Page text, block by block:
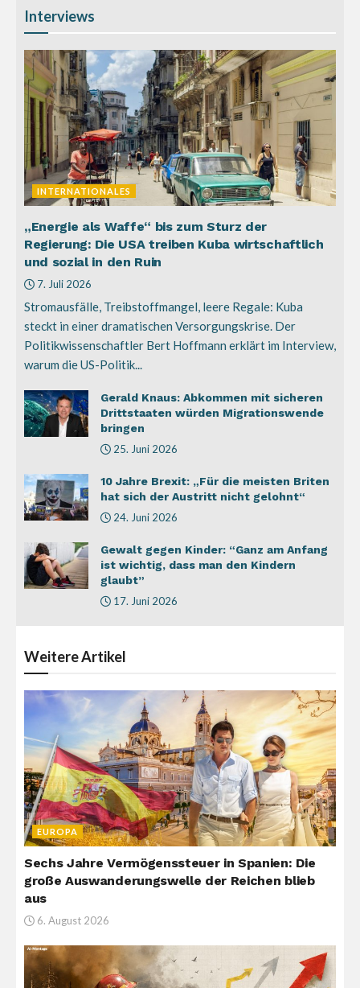
Interviews
INTERNATIONALES
„Energie als Waffe“ bis zum Sturz der
Regierung: Die USA treiben Kuba wirtschaftlich
und sozial in den Ruin
7. Juli 2026
Stromausfälle, Treibstoffmangel, leere Regale: Kuba
steckt in einer dramatischen Versorgungskrise. Der
Politikwissenschaftler Bert Hoffmann erklärt im Interview,
warum die US-Politik...
Gerald Knaus: Abkommen mit sicheren
Drittstaaten würden Migrationswende
bringen
25. Juni 2026
10 Jahre Brexit: „Für die meisten Briten
hat sich der Austritt nicht gelohnt“
24. Juni 2026
Gewalt gegen Kinder: “Ganz am Anfang
ist wichtig, dass man den Kindern
glaubt”
17. Juni 2026
WeitereArtikel
EUROPA
Sechs Jahre Vermögenssteuer in Spanien: Die
große Auswanderungswelle der Reichen blieb
aus
6. August 2026